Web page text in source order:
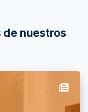
de nuestros